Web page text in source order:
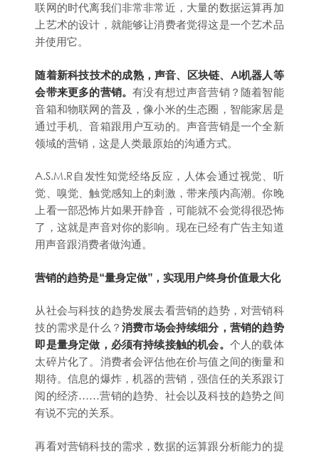
联网的时代离我们非常非常近，大量的数据运算再加
上艺术的设计，就能够让消费者觉得这是一个艺术品
并使用它。
随着新科技技术的成熟，声音、区块链、AI机器人等
会带来更多的营销。有没有想过声音营销？随着智能
音箱和物联网的普及，像小米的生态圈，智能家居是
通过手机、音箱跟用户互动的。声音营销是一个全新
领域的营销，这是人类最原始的沟通方式。
A.S.M.R自发性知觉经络反应，人体会通过视觉、听
觉、嗅觉、触觉感知上的刺激，带来颅内高潮。你晚
上看一部恐怖片如果开静音，可能就不会觉得很恐怖
了，这就是声音对你的影响。现在已经有广告主知道
用声音跟消费者做沟通。
营销的趋势是“量身定做”，实现用户终身价值最大化
从社会与科技的趋势发展去看营销的趋势，对营销科
技的需求是什么？ 消费市场会持续细分，营销的趋势
即是量身定做，必须有持续接触的机会。 个人的载体
太碎片化了。消费者会评估他在价与值之间的衡量和
期待。信息的爆炸，机器的营销，强信任的关系跟订
阅的经济……营销的趋势、社会以及科技的趋势之间
有说不完的关系。
再看对营销科技的需求，数据的运算跟分析能力的提